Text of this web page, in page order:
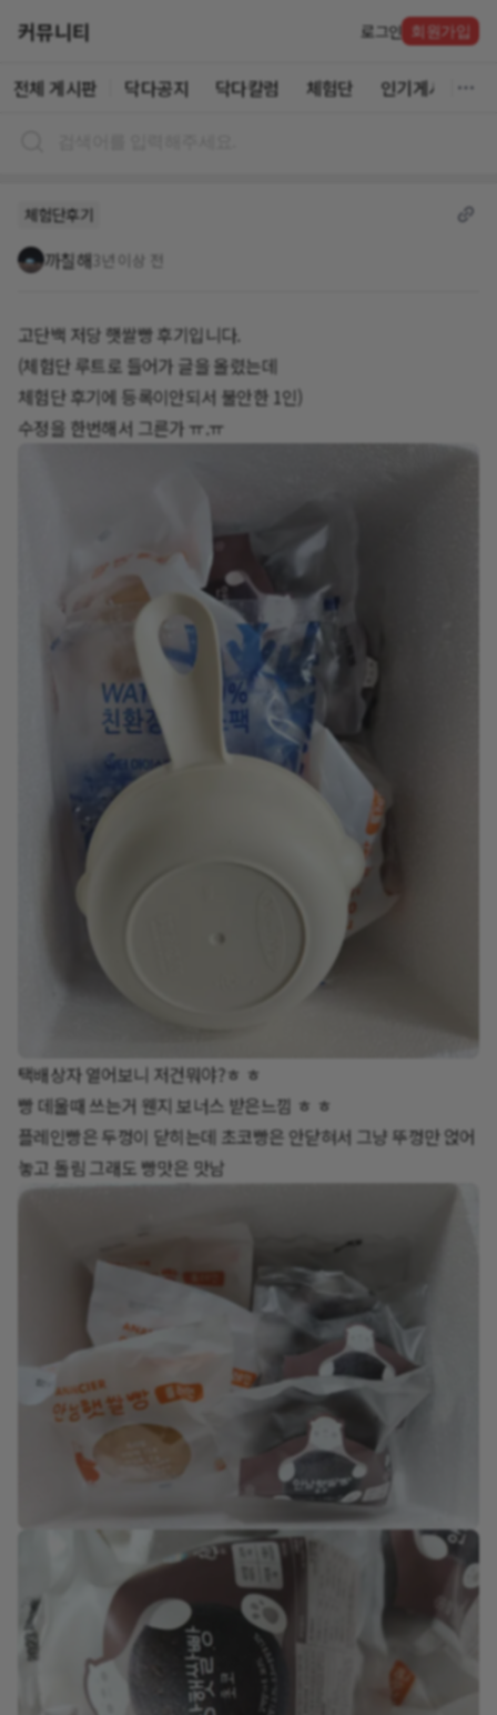
커뮤니티 로그인 회원가입
전체 게시판 닥다공지 닥다칼럼 체험단 인기게시글
체험단후기
까칠해 3년 이상 전
고단백 저당 햇쌀빵 후기입니다.
(체험단 루트로 들어가 글을 올렸는데
체험단 후기에 등록이안되서 불안한 1인)
수정을 한번해서 그른가 ㅠ.ㅠ
택배상자 열어보니 저건뭐야?ㅎ ㅎ
빵 데울때 쓰는거 웬지 보너스 받은느낌 ㅎ ㅎ
플레인빵은 두껑이 닫히는데 초코빵은 안닫혀서 그냥 뚜껑만 얹어
놓고 돌림 그래도 빵맛은 맛남